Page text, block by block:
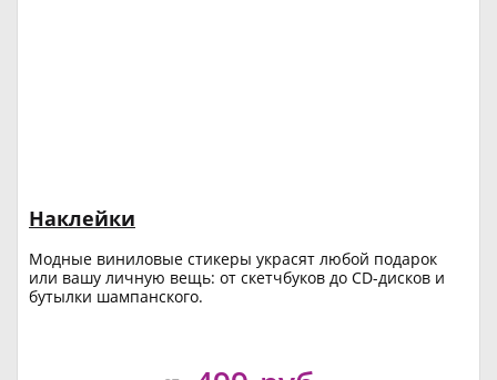
Наклейки
Модные виниловые стикеры украсят любой подарок
или вашу личную вещь: от скетчбуков до CD-дисков и
бутылки шампанского.